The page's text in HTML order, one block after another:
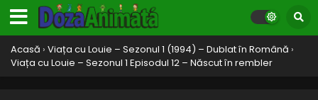
Acasă › Viața cu Louie – Sezonul 1 (1994) – Dublat în Română ›
Viața cu Louie – Sezonul 1 Episodul 12 – Născut în rembler